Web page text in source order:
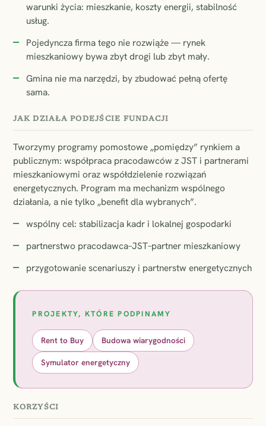
warunki życia: mieszkanie, koszty energii, stabilność
usług.
Pojedyncza firma tego nie rozwiąże — rynek
mieszkaniowy bywa zbyt drogi lub zbyt mały.
Gmina nie ma narzędzi, by zbudować pełną ofertę
sama.
JAK DZIAŁA PODEJŚCIE FUNDACJI
Tworzymy programy pomostowe „pomiędzy” rynkiem a
publicznym: współpraca pracodawców z JST i partnerami
mieszkaniowymi oraz współdzielenie rozwiązań
energetycznych. Program ma mechanizm wspólnego
działania, a nie tylko „benefit dla wybranych”.
wspólny cel: stabilizacja kadr i lokalnej gospodarki
partnerstwo pracodawca–JST–partner mieszkaniowy
przygotowanie scenariuszy i partnerstw energetycznych
PROJEKTY, KTÓRE PODPINAMY
Rent to Buy Budowa wiarygodności
Symulator energetyczny
KORZYŚCI